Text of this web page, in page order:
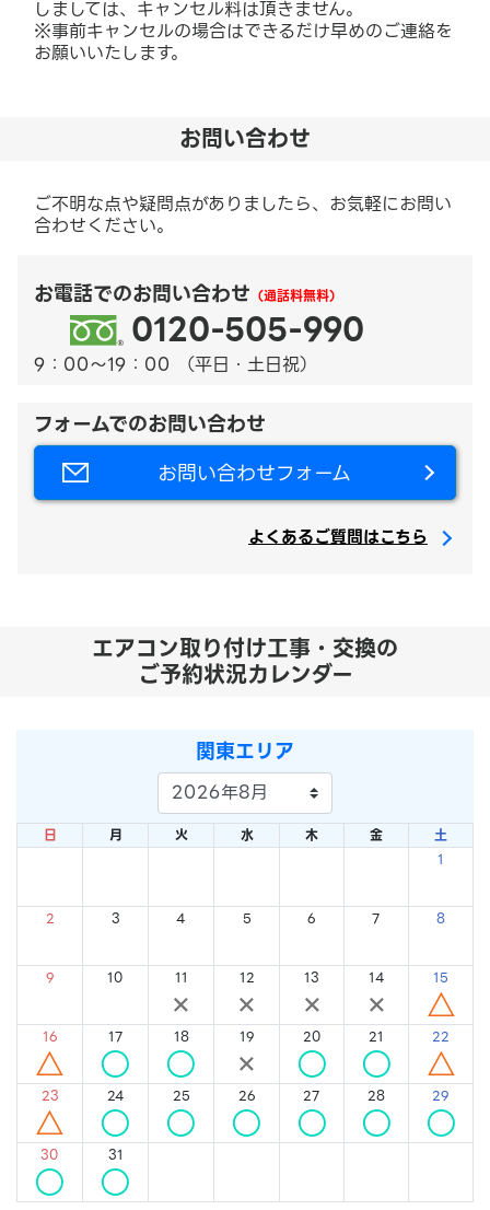
しましては、キャンセル料は頂きません。
※事前キャンセルの場合はできるだけ早めのご連絡を
お願いいたします。
お問い合わせ
ご不明な点や疑問点がありましたら、お気軽にお問い
合わせください。
お電話でのお問い合わせ （通話料無料）
0120-505-990
9：00～19：00 （平日・土日祝）
フォームでのお問い合わせ
お問い合わせフォーム
よくあるご質問はこちら
エアコン取り付け工事・交換の
ご予約状況カレンダー
関東エリア
日 月 火 水 木 金
土
1
2 3 4 5 6 7 8
9 10 11
×
12
×
13
×
14
×
15
△
16
△
17
○
18
○
19
×
20
○
21
○
22
△
23
△
24
○
25
○
26
○
27
○
28
○
29
○
30
○
31
○